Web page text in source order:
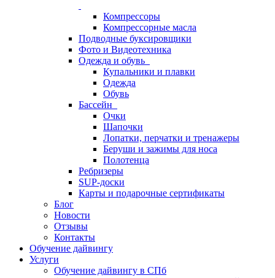
Компрессоры
Компрессорные масла
Подводные буксировщики
Фото и Видеотехника
Одежда и обувь
Купальники и плавки
Одежда
Обувь
Бассейн
Очки
Шапочки
Лопатки, перчатки и тренажеры
Беруши и зажимы для носа
Полотенца
Ребризеры
SUP-доски
Карты и подарочные сертификаты
Блог
Новости
Отзывы
Контакты
Обучение дайвингу
Услуги
Обучение дайвингу в СПб